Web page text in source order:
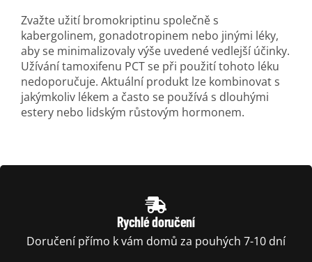
Zvažte užití bromokriptinu společně s
kabergolinem, gonadotropinem nebo jinými léky,
aby se minimalizovaly výše uvedené vedlejší účinky.
Užívání tamoxifenu PCT se při použití tohoto léku
nedoporučuje. Aktuální produkt lze kombinovat s
jakýmkoliv lékem a často se používá s dlouhými
estery nebo lidským růstovým hormonem.
Rychlé doručení
Doručení přímo k vám domů za pouhých 7-10 dní